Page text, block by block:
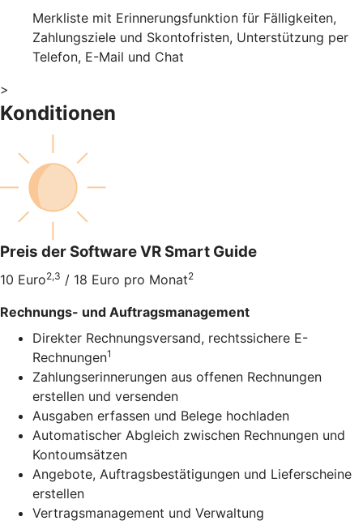
Merkliste mit Erinnerungsfunktion für Fälligkeiten,
Zahlungsziele und Skontofristen, Unterstützung per
Telefon, E-Mail und Chat
>
Konditionen
Preis der Software VR Smart Guide
10 Euro2,3 / 18 Euro pro Monat2
Rechnungs- und Auftragsmanagement
Direkter Rechnungsversand, rechtssichere E-
Rechnungen1
Zahlungserinnerungen aus offenen Rechnungen
erstellen und versenden
Ausgaben erfassen und Belege hochladen
Automatischer Abgleich zwischen Rechnungen und
Kontoumsätzen
Angebote, Auftragsbestätigungen und Lieferscheine
erstellen
Vertragsmanagement und Verwaltung